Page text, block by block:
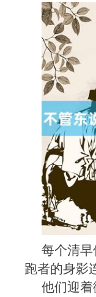
每个清
跑者的身影
他们迎